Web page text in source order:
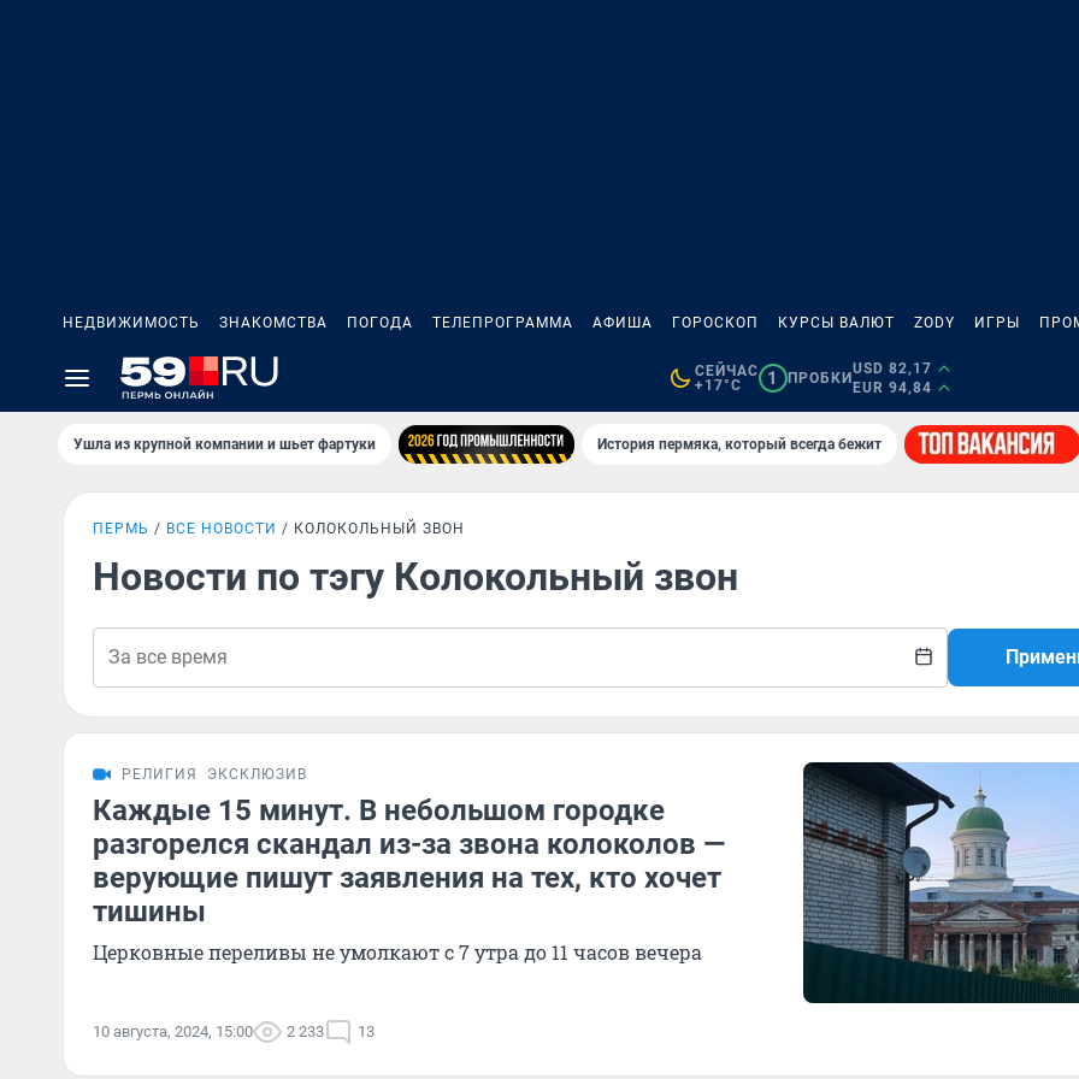
НЕДВИЖИМОСТЬ ЗНАКОМСТВА ПОГОДА ТЕЛЕПРОГРАММА АФИША ГОРОСКОП КУРСЫ ВАЛЮТ ZODY ИГРЫ
СЕЙЧАС
+17°C
1 ПРОБКИ
USD 82,17
EUR 94,84
Ушла из крупной компании и шьет фартуки История пермяка, который всегда бежит
ПЕРМЬ ВСЕ НОВОСТИ КОЛОКОЛЬНЫЙ ЗВОН
Новости по тэгу Колокольный звон
РЕЛИГИЯ ЭКСКЛЮЗИВ
Каждые 15 минут. В небольшом городке
разгорелся скандал из-за звона колоколов —
верующие пишут заявления на тех, кто хочет
тишины
Церковные переливы не умолкают с 7 утра до 11 часов вечера
10 августа, 2024, 15:00 2 233 13